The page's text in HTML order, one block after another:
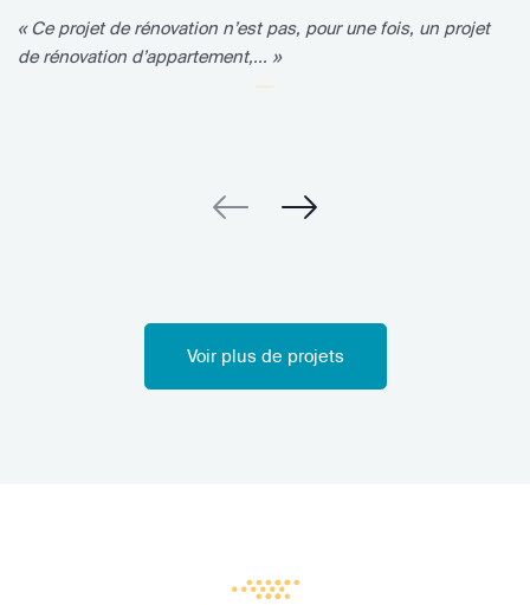
« Ce projet de rénovation n’est pas, pour une fois, un projet
de rénovation d’appartement,... »
Voir plus de projets